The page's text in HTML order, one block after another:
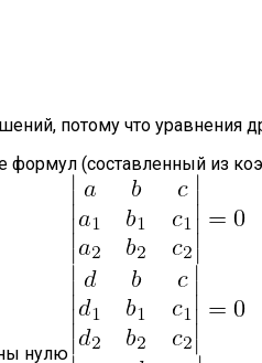
потому что уравнения
формул (составленный из
нулю